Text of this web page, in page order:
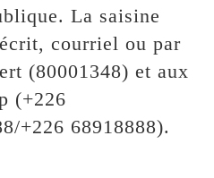
La saisine
courriel ou par
(80001348) et aux
(+226
+226 68918888).